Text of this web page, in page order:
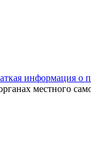
информация
местного